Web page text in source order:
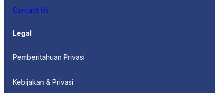
Contact Us
Legal
Pemberitahuan Privasi
Kebijakan & Privasi